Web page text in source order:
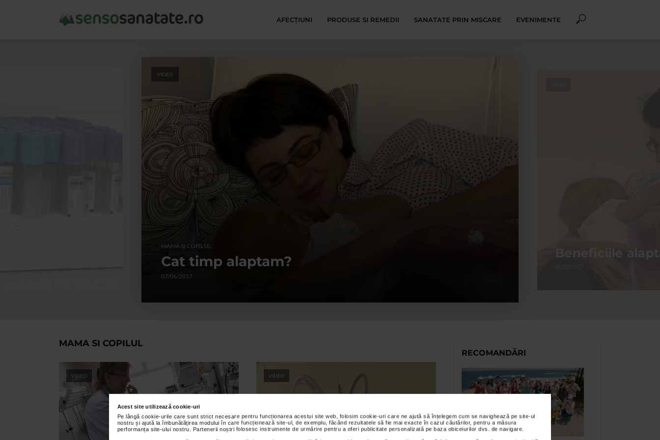
Acest site utilizează cookie-uri
Pe lângă cookie-urile care sunt strict necesare pentru funcționarea acestui site web, folosim cookie-uri care ne ajută să înțelegem cum se navighează pe site-ul
nostru și ajută la îmbunătățirea modului în care funcționează site-ul, de exemplu, făcând rezultatele să fie mai exacte în cazul căutărilor, pentru a măsura
performanța site-ului nostru. Partenerii noștri folosesc instrumente de urmărire pentru a oferi publicitate personalizată pe baza obiceiurilor dvs. de navigare.
AFECŢIUNI PRODUSE SI REMEDII SANATATE PRIN MISCARE EVENIMENTE
VIDEO
MAMA SI COPILUL
Cat timp alaptam?
07/06/2017
Beneficiile
MAMA SI COPILUL
VIDEO VIDEO
RECOMANDĂRI